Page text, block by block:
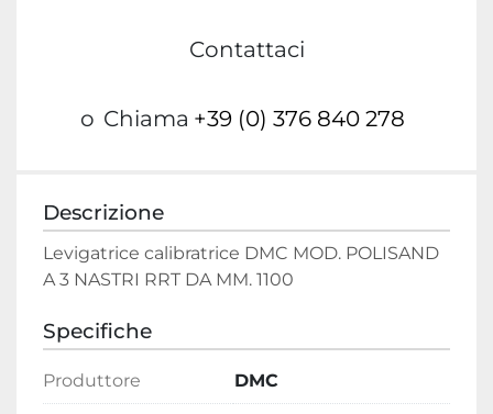
Contattaci
o Chiama +39 (0) 376 840 278
Descrizione
Levigatrice calibratrice DMC MOD. POLISAND
A 3 NASTRI RRT DA MM. 1100
Specifiche
Produttore DMC